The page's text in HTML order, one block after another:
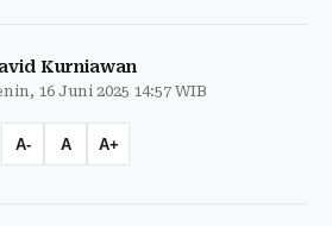
Kurniawan
16 Juni 2025 14:57 WIB
A- A A+